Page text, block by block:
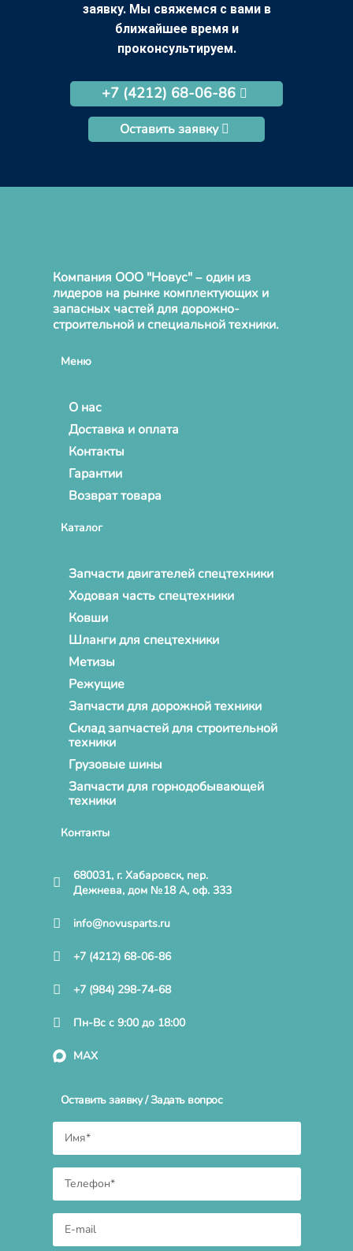
заявку. Мы свяжемся с вами в
ближайшее время и
проконсультируем.
+7 (4212) 68-06-86
Оставить заявку
Компания ООО "Новус" – один из
лидеров на рынке комплектующих и
запасных частей для дорожно-
строительной и специальной техники.
Меню
О нас
Доставка и оплата
Контакты
Гарантии
Возврат товара
Каталог
Запчасти двигателей спецтехники
Ходовая часть спецтехники
Ковши
Шланги для спецтехники
Метизы
Режущие
Запчасти для дорожной техники
Склад запчастей для строительной
техники
Грузовые шины
Запчасти для горнодобывающей
техники
Контакты
680031, г. Хабаровск, пер.
Дежнева, дом №18 А, оф. 333
info@novusparts.ru
+7 (4212) 68-06-86
+7 (984) 298-74-68
Пн-Вс с 9:00 до 18:00
MAX
Оставить заявку / Задать вопрос